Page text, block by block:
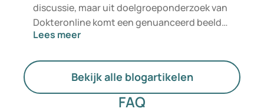
discussie, maar uit doelgroeponderzoek van
Dokteronline komt een genuanceerd beeld
naar voren. Mensen willen niet enkel minder
zelfverzekerder voelen. Tegelijkertijd willen
zij weten of medicatie veilig, geschikt en
betaalbaar is.
Lees meer
Bekijk alle blogartikelen
FAQ